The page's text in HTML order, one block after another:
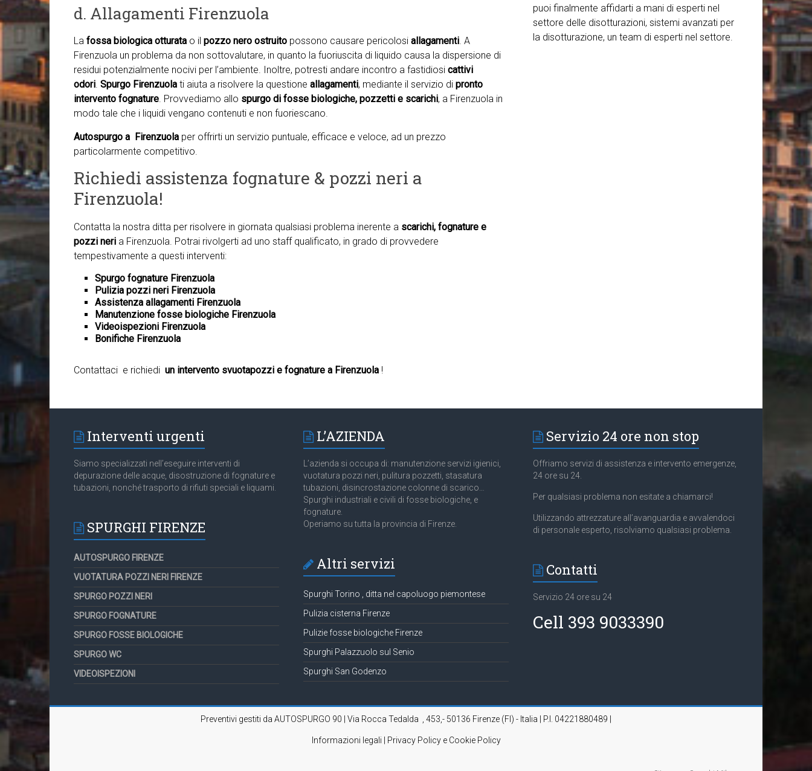
d. Allagamenti Firenzuola
La fossa biologica otturata o il pozzo nero ostruito possono causare pericolosi allagamenti. A
Firenzuola un problema da non sottovalutare, in quanto la fuoriuscita di liquido causa la dispersione di
residui potenzialmente nocivi per l’ambiente. Inoltre, potresti andare incontro a fastidiosi cattivi
odori. Spurgo Firenzuola ti aiuta a risolvere la questione allagamenti, mediante il servizio di pronto
intervento fognature. Provvediamo allo spurgo di fosse biologiche, pozzetti e scarichi, a Firenzuola in
modo tale che i liquidi vengano contenuti e non fuoriescano.
Autospurgo a Firenzuola per offrirti un servizio puntuale, efficace e veloce, ad un prezzo
particolarmente competitivo.
Richiedi assistenza fognature & pozzi neri a
Firenzuola!
Contatta la nostra ditta per risolvere in giornata qualsiasi problema inerente a scarichi, fognature e
pozzi neri a Firenzuola. Potrai rivolgerti ad uno staff qualificato, in grado di provvedere
tempestivamente a questi interventi:
Spurgo fognature Firenzuola
Pulizia pozzi neri Firenzuola
Assistenza allagamenti Firenzuola
Manutenzione fosse biologiche Firenzuola
Videoispezioni Firenzuola
Bonifiche Firenzuola
Contattaci e richiedi un intervento svuotapozzi e fognature a Firenzuola !
puoi finalmente affidarti a mani di esperti nel
settore delle disotturazioni, sistemi avanzati per
la disotturazione, un team di esperti nel settore.
Interventi urgenti
Siamo specializzati nell’eseguire interventi di
depurazione delle acque, disostruzione di fognature e
tubazioni, nonché trasporto di rifiuti speciali e liquami.
SPURGHI FIRENZE
AUTOSPURGO FIRENZE
VUOTATURA POZZI NERI FIRENZE
SPURGO POZZI NERI
SPURGO FOGNATURE
SPURGO FOSSE BIOLOGICHE
SPURGO WC
VIDEOISPEZIONI
L’AZIENDA
L’azienda si occupa di: manutenzione servizi igienici,
vuotatura pozzi neri, pulitura pozzetti, stasatura
tubazioni, disincrostazione colonne di scarico…
Spurghi industriali e civili di fosse biologiche, e
fognature.
Operiamo su tutta la provincia di Firenze.
Altri servizi
Spurghi Torino , ditta nel capoluogo piemontese
Pulizia cisterna Firenze
Pulizie fosse biologiche Firenze
Spurghi Palazzuolo sul Senio
Spurghi San Godenzo
Servizio 24 ore non stop
Offriamo servizi di assistenza e intervento emergenze,
24 ore su 24.
Per qualsiasi problema non esitate a chiamarci!
Utilizzando attrezzature all’avanguardia e avvalendoci
di personale esperto, risolviamo qualsiasi problema.
Contatti
Servizio 24 ore su 24
Cell 393 9033390
Preventivi gestiti da AUTOSPURGO 90 | Via Rocca Tedalda , 453,- 50136 Firenze (FI) - Italia | P.I. 04221880489 |
Informazioni legali | Privacy Policy e Cookie Policy